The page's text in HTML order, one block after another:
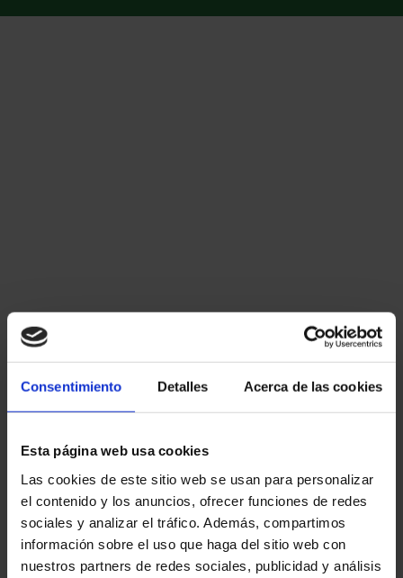
Consentimiento Detalles Acerca de las cookies
Esta página web usa cookies
Las cookies de este sitio web se usan para personalizar
el contenido y los anuncios, ofrecer funciones de redes
sociales y analizar el tráfico. Además, compartimos
información sobre el uso que haga del sitio web con
nuestros partners de redes sociales, publicidad y análisis